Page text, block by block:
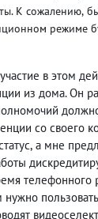
К сожалению,
режиме
в этом
из дома. Он
должно
со своего
, а мне
телефонного
нужно